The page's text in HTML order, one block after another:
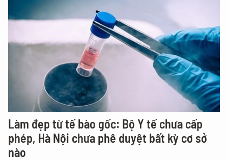
Làm đẹp từ tế bào gốc: Bộ Y tế chưa cấp
phép, Hà Nội chưa phê duyệt bất kỳ cơ sở
nào